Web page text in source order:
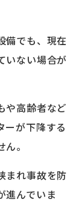
備でも、現在
いない場合が
や高齢者など
ーが下降する
。
まれ事故を防
進んでいま